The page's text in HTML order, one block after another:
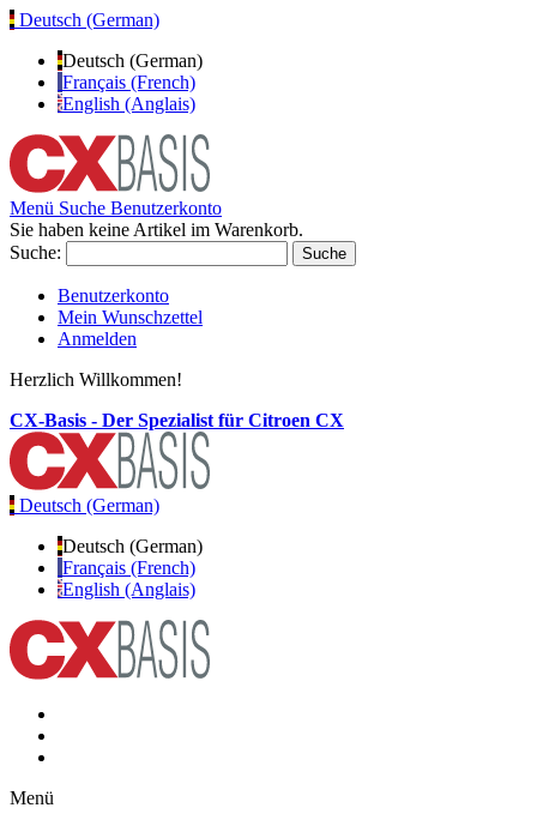
Deutsch (German)
Deutsch (German)
Français (French)
English (Anglais)
Menü Suche Benutzerkonto
Sie haben keine Artikel im Warenkorb.
Suche:
Suche
Benutzerkonto
Mein Wunschzettel
Anmelden
Herzlich Willkommen!
CX-Basis - Der Spezialist für Citroen CX
Deutsch (German)
Deutsch (German)
Français (French)
English (Anglais)
Menü